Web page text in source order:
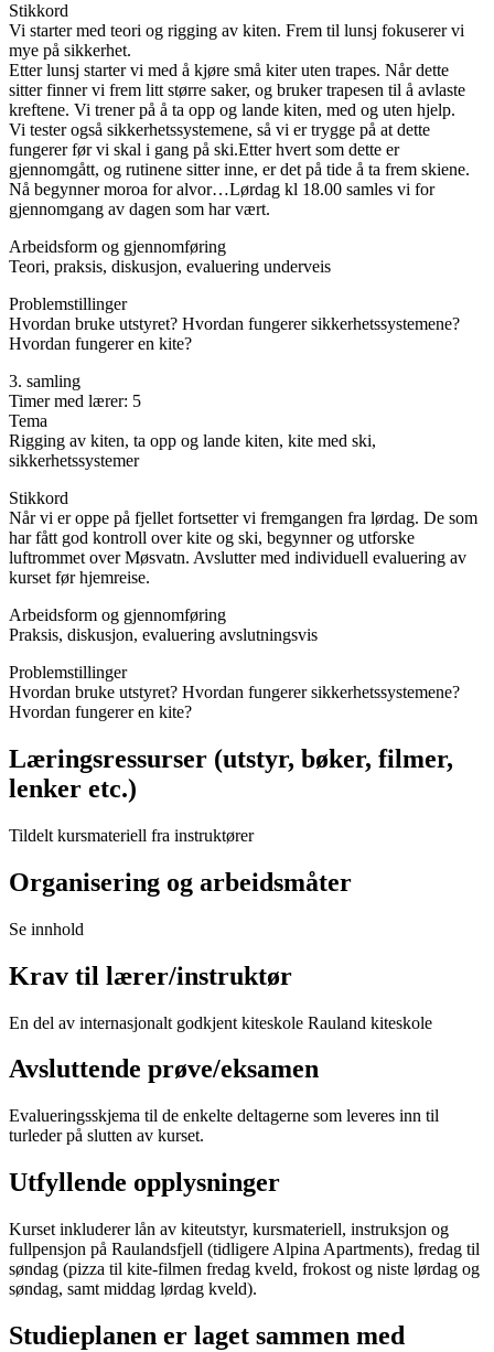
Stikkord
Vi starter med teori og rigging av kiten. Frem til lunsj fokuserer vi
mye på sikkerhet.
Etter lunsj starter vi med å kjøre små kiter uten trapes. Når dette
sitter finner vi frem litt større saker, og bruker trapesen til å avlaste
kreftene. Vi trener på å ta opp og lande kiten, med og uten hjelp.
Vi tester også sikkerhetssystemene, så vi er trygge på at dette
fungerer før vi skal i gang på ski.Etter hvert som dette er
gjennomgått, og rutinene sitter inne, er det på tide å ta frem skiene.
Nå begynner moroa for alvor…Lørdag kl 18.00 samles vi for
gjennomgang av dagen som har vært.
Arbeidsform og gjennomføring
Teori, praksis, diskusjon, evaluering underveis
Problemstillinger
Hvordan bruke utstyret? Hvordan fungerer sikkerhetssystemene?
Hvordan fungerer en kite?
3. samling
Timer med lærer: 5
Tema
Rigging av kiten, ta opp og lande kiten, kite med ski,
sikkerhetssystemer
Stikkord
Når vi er oppe på fjellet fortsetter vi fremgangen fra lørdag. De som
har fått god kontroll over kite og ski, begynner og utforske
luftrommet over Møsvatn. Avslutter med individuell evaluering av
kurset før hjemreise.
Arbeidsform og gjennomføring
Praksis, diskusjon, evaluering avslutningsvis
Problemstillinger
Hvordan bruke utstyret? Hvordan fungerer sikkerhetssystemene?
Hvordan fungerer en kite?
Læringsressurser (utstyr, bøker, filmer,
lenker etc.)
Tildelt kursmateriell fra instruktører
Organisering og arbeidsmåter
Se innhold
Krav til lærer/instruktør
En del av internasjonalt godkjent kiteskole Rauland kiteskole
Avsluttende prøve/eksamen
Evalueringsskjema til de enkelte deltagerne som leveres inn til
turleder på slutten av kurset.
Utfyllende opplysninger
Kurset inkluderer lån av kiteutstyr, kursmateriell, instruksjon og
fullpensjon på Raulandsfjell (tidligere Alpina Apartments), fredag til
søndag (pizza til kite-filmen fredag kveld, frokost og niste lørdag og
søndag, samt middag lørdag kveld).
Studieplanen er laget sammen med